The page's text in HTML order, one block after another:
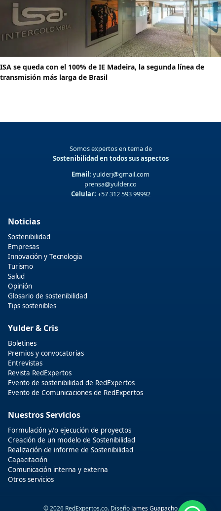
ISA se queda con el 100% de IE Madeira, la segunda línea de
transmisión más larga de Brasil
Somos expertos en tema de
Sostenibilidad en todos sus aspectos
Email: yulderj@gmail.com
prensa@yulder.co
Celular: +57 312 593 99992
Noticias
Sostenibilidad
Empresas
Innovación y Tecnologia
Turismo
Salud
Opinión
Glosario de sostenibilidad
Tips sostenibles
Yulder & Cris
Boletines
Premios y convocatorias
Entrevistas
Revista RedExpertos
Evento de sostenibilidad de RedExpertos
Evento de Comunicaciones de RedExpertos
Nuestros Servicios
Formulación y/o ejecución de proyectos
Creación de un modelo de Sostenibilidad
Realización de informe de Sostenibilidad
Capacitación
Comunicación interna y externa
Otros servicios
© 2026 RedExpertos.co. Diseño James Guapacho